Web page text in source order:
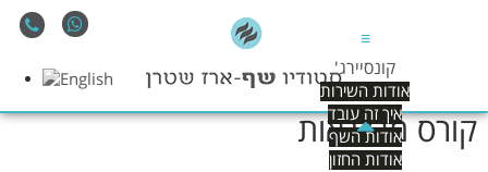
≡
קונסיירג'
אודות השירות
איך זה עובד
אודות השף
אודות החזון
קורס מגדנאות